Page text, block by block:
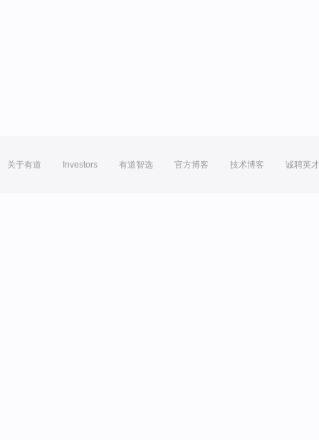
关于有道 Investors 有道智选 官方博客 技术博客 诚聘英才